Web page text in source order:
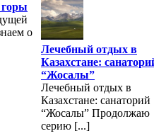
горы
о
Лечебный отдых в
Казахстане:
“Жосалы”
Лечебный отдых в
Казахстане: санаторий
“Жосалы” Продолжаю
серию [...]